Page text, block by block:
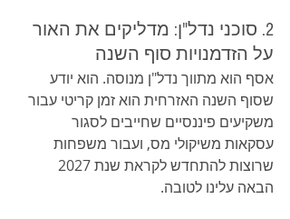
2. סוכני נדל"ן: מדליקים את האור
על הזדמנויות סוף השנה
אסף הוא מתווך נדל"ן מנוסה. הוא יודע
שסוף השנה האזרחית הוא זמן קריטי עבור
משקיעים פיננסיים שחייבים לסגור
עסקאות משיקולי מס, ועבור משפחות
הבאה עלינו לטובה.